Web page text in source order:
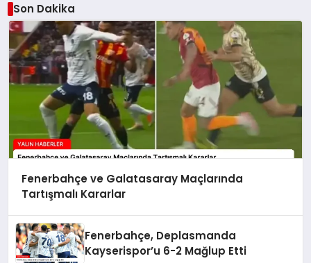
Son Dakika
Fenerbahçe ve Galatasaray Maçlarında
Tartışmalı Kararlar
Fenerbahçe, Deplasmanda
Kayserispor’u 6-2 Mağlup Etti